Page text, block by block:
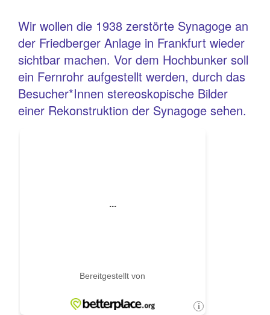
Wir wollen die 1938 zerstörte Synagoge an
der Friedberger Anlage in Frankfurt wieder
sichtbar machen. Vor dem Hochbunker soll
ein Fernrohr aufgestellt werden, durch das
Besucher*Innen stereoskopische Bilder
einer Rekonstruktion der Synagoge sehen.